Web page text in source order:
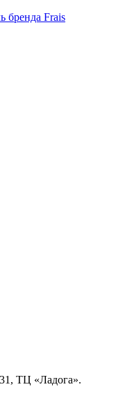
бренда Frais
ТЦ «Ладога».